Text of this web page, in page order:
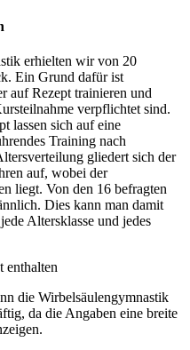
erhielten wir von 20
Ein Grund dafür ist
auf Rezept trainieren und
verpflichtet sind.
lassen sich auf eine
Training nach
gliedert sich der
auf, wobei der
liegt. Von den 16 befragten
Dies kann man damit
Altersklasse und jedes
enthalten
die Wirbelsäulengymnastik
da die Angaben eine breite